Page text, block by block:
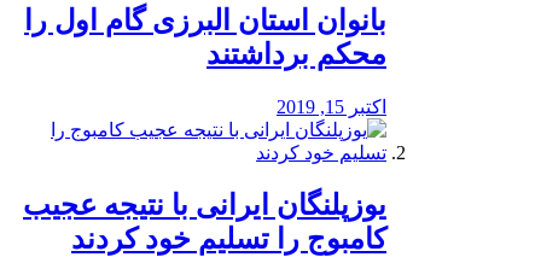
بانوان استان البرزی گام اول را
محكم برداشتند
اکتبر 15, 2019
یوزپلنگان ایرانی با نتیجه عجیب
کامبوج را تسلیم خود کردند